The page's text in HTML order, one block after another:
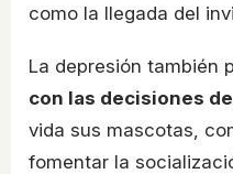
como la llegada del
La depresión también
con las decisiones
vida sus mascotas,
fomentar la